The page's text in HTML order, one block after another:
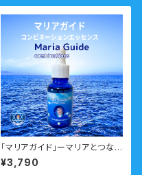
「マリアガイド」ーマリアとつな
がる・ガイドとつながるーマリア
ウォーターエッセンス 瞑想音
¥3,790